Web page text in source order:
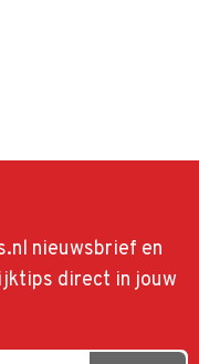
nieuwsbrief en
direct in jouw